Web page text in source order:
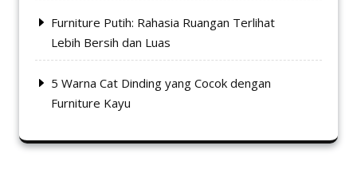
Furniture Putih: Rahasia Ruangan Terlihat
Lebih Bersih dan Luas
5 Warna Cat Dinding yang Cocok dengan
Furniture Kayu